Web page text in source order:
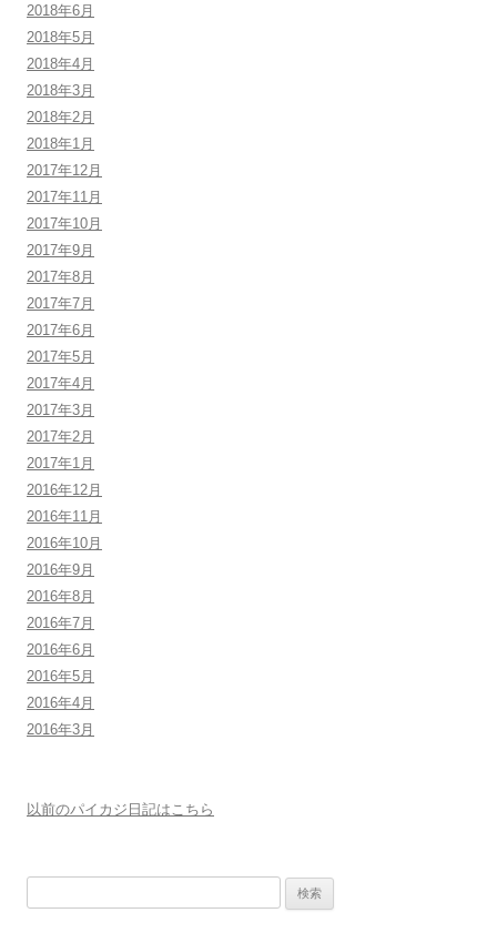
2018年6月
2018年5月
2018年4月
2018年3月
2018年2月
2018年1月
2017年12月
2017年11月
2017年10月
2017年9月
2017年8月
2017年7月
2017年6月
2017年5月
2017年4月
2017年3月
2017年2月
2017年1月
2016年12月
2016年11月
2016年10月
2016年9月
2016年8月
2016年7月
2016年6月
2016年5月
2016年4月
2016年3月
以前のパイカジ日記はこちら